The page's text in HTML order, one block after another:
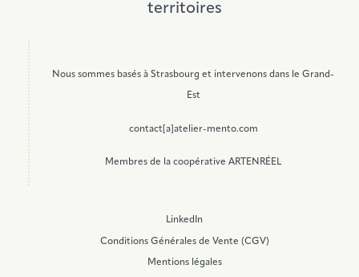
territoires
Nous sommes basés à Strasbourg et intervenons dans le Grand-
Est
contact[a]atelier-mento.com
Membres de la coopérative ARTENRÉEL
LinkedIn
Conditions Générales de Vente (CGV)
Mentions légales